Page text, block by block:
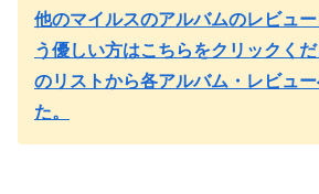
他のマイルスのアルバムのレビュ
う優しい方はこちらをクリックく
のリストから各アルバム・レビュ
た。